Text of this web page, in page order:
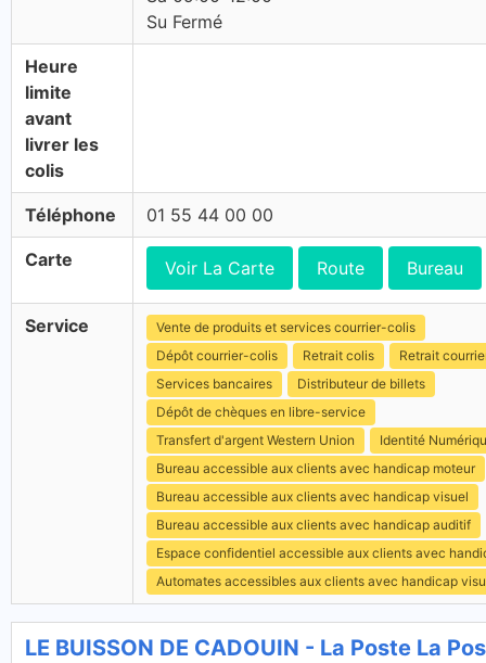
Su Fermé
Heure
limite
avant
livrer les
colis
Téléphone 01 55 44 00 00
Carte Voir La Carte Route Bureau
Service
Vente de produits et services courrier-colis
Dépôt courrier-colis
Retrait colis
Retrait
Services bancaires
Distributeur de billets
Dépôt de chèques en libre-service
Transfert d'argent Western Union
Identité
Bureau accessible aux clients avec handicap moteur
Bureau accessible aux clients avec handicap visuel
Bureau accessible aux clients avec handicap auditif
Espace confidentiel accessible aux clients avec
Automates accessibles aux clients avec handicap
LE BUISSON DE CADOUIN - La Poste La